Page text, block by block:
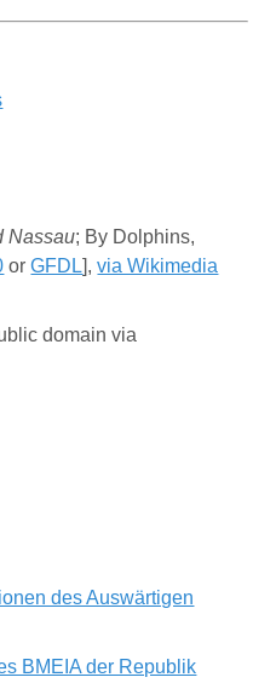
Nassau; By Dolphins,
orGFDL],via Wikimedia
domain via
des Auswärtigen
BMEIA der Republik